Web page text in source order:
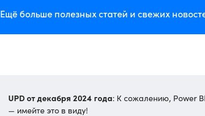
Ещё больше полезных статей и свежих
UPD от декабря 2024 года: К сожалению, Power
— имейте это в виду!